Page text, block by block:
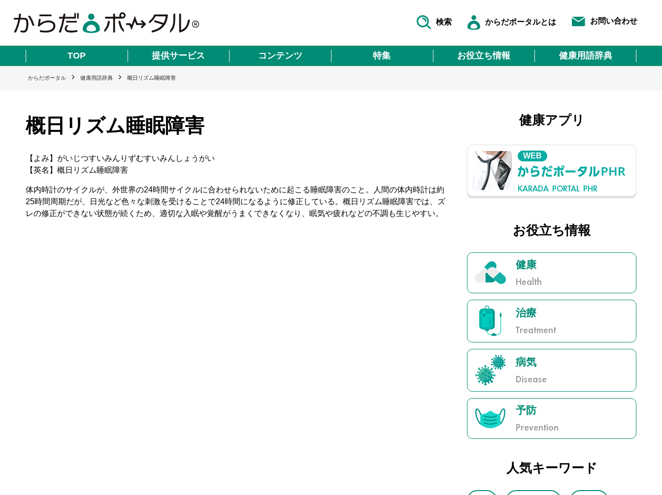
検索 からだポータルとは お問い合わせ
TOP 提供サービス コンテンツ 特集 お役立ち情報 健康用語辞典
からだポータル 健康用語辞典 概日リズム睡眠障害
概日リズム睡眠障害
【よみ】がいじつすいみんりずむすいみんしょうがい
【英名】概日リズム睡眠障害
体内時計のサイクルが、外世界の24時間サイクルに合わせられないために起こる睡眠障害のこと。人間の体内時計は約
25時間周期だが、日光など色々な刺激を受けることで24時間になるように修正している。概日リズム睡眠障害では、ズ
レの修正ができない状態が続くため、適切な入眠や覚醒がうまくできなくなり、眠気や疲れなどの不調も生じやすい。
健康アプリ
WEB
KARADA PORTAL PHR
お役立ち情報
健康
Health
治療
Treatment
病気
Disease
予防
Prevention
人気キーワード